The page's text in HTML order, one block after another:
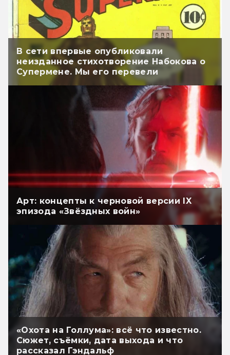
В сети впервые опубликовали
неизданное стихотворение Набокова о
Супермене. Мы его перевели
Арт: концепты к черновой версии IX
эпизода «Звёздных войн»
«Охота на Голлума»: всё что известно.
Сюжет, съёмки, дата выхода и что
рассказал Гэндальф